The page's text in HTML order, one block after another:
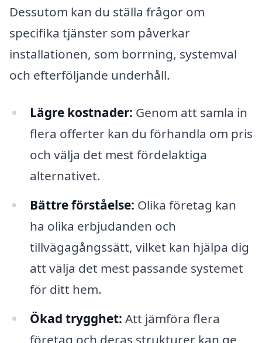
Dessutom kan du ställa frågor om
specifika tjänster som påverkar
installationen, som borrning, systemval
och efterföljande underhåll.
Lägre kostnader: Genom att samla in
flera offerter kan du förhandla om pris
och välja det mest fördelaktiga
alternativet.
Bättre förståelse: Olika företag kan
ha olika erbjudanden och
tillvägagångssätt, vilket kan hjälpa dig
att välja det mest passande systemet
för ditt hem.
Ökad trygghet: Att jämföra flera
företag och deras strukturer kan ge